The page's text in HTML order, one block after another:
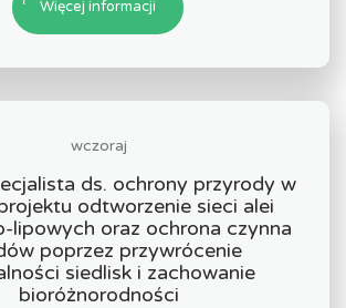
Więcej informacji
wczoraj
ds. ochrony przyrody w
odtworzenie sieci alei
lipowych oraz ochrona czynna
poprzez przywrócenie
siedlisk i zachowanie
bioróżnorodności